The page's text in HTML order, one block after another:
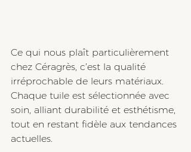
Ce qui nous plaît particulièrement
chez Céragrès, c’est la qualité
irréprochable de leurs matériaux.
Chaque tuile est sélectionnée avec
soin, alliant durabilité et esthétisme,
tout en restant fidèle aux tendances
actuelles.